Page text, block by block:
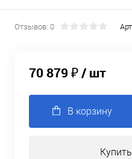
Отзывов: 0
70 879 ₽/ шт
В корзину